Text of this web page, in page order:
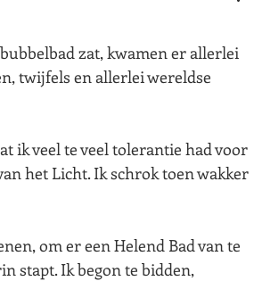
zat, kwamen er allerlei
twijfels en allerlei wereldse
ik veel te veel tolerantie had voor
het Licht. Ik schrok toen wakker
om er een Helend Bad van te
stapt. Ik begon te bidden,